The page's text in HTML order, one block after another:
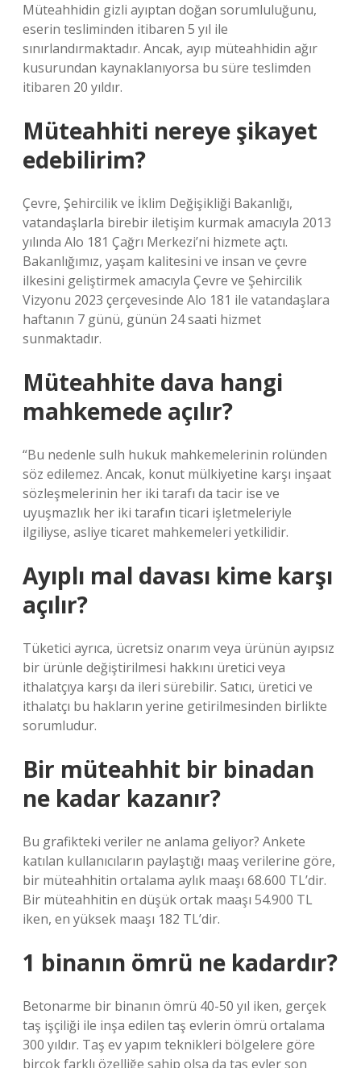
Müteahhidin gizli ayıptan doğan sorumluluğunu,
eserin tesliminden itibaren 5 yıl ile
sınırlandırmaktadır. Ancak, ayıp müteahhidin ağır
kusurundan kaynaklanıyorsa bu süre teslimden
itibaren 20 yıldır.
Müteahhiti nereye şikayet
edebilirim?
Çevre, Şehircilik ve İklim Değişikliği Bakanlığı,
vatandaşlarla birebir iletişim kurmak amacıyla 2013
yılında Alo 181 Çağrı Merkezi’ni hizmete açtı.
Bakanlığımız, yaşam kalitesini ve insan ve çevre
ilkesini geliştirmek amacıyla Çevre ve Şehircilik
Vizyonu 2023 çerçevesinde Alo 181 ile vatandaşlara
haftanın 7 günü, günün 24 saati hizmet
sunmaktadır.
Müteahhite dava hangi
mahkemede açılır?
“Bu nedenle sulh hukuk mahkemelerinin rolünden
söz edilemez. Ancak, konut mülkiyetine karşı inşaat
sözleşmelerinin her iki tarafı da tacir ise ve
uyuşmazlık her iki tarafın ticari işletmeleriyle
ilgiliyse, asliye ticaret mahkemeleri yetkilidir.
Ayıplı mal davası kime karşı
açılır?
Tüketici ayrıca, ücretsiz onarım veya ürünün ayıpsız
bir ürünle değiştirilmesi hakkını üretici veya
ithalatçıya karşı da ileri sürebilir. Satıcı, üretici ve
ithalatçı bu hakların yerine getirilmesinden birlikte
sorumludur.
Bir müteahhit bir binadan
ne kadar kazanır?
Bu grafikteki veriler ne anlama geliyor? Ankete
katılan kullanıcıların paylaştığı maaş verilerine göre,
bir müteahhitin ortalama aylık maaşı 68.600 TL’dir.
Bir müteahhitin en düşük ortak maaşı 54.900 TL
iken, en yüksek maaşı 182 TL’dir.
1 binanın ömrü ne kadardır?
Betonarme bir binanın ömrü 40-50 yıl iken, gerçek
taş işçiliği ile inşa edilen taş evlerin ömrü ortalama
300 yıldır. Taş ev yapım teknikleri bölgelere göre
birçok farklı özelliğe sahip olsa da taş evler son